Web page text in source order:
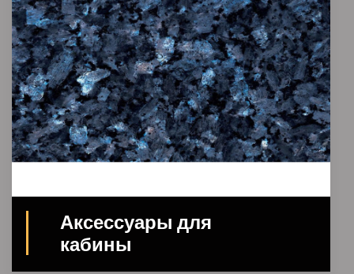
Аксессуары для
кабины